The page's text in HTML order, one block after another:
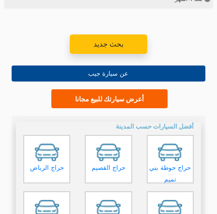
بحث جديد
عن سيارة جيب
أعرض سيارتك للبيع مجانا
أفضل السيارات حسب المدينة
حراج حوطة بني
تميم
حراج القصيم حراج الرياض